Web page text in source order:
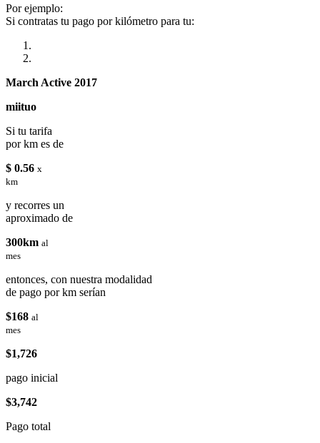
Por ejemplo:
Si contratas tu pago por kilómetro para tu:
March Active 2017
miituo
Si tu tarifa
por km es de
$ 0.56 x
km
y recorres un
aproximado de
300km al
mes
entonces, con nuestra modalidad
de pago por km serían
$168 al
mes
$1,726
pago inicial
$3,742
Pago total